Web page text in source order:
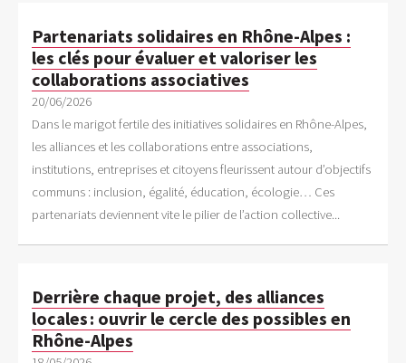
Partenariats solidaires en Rhône-Alpes :
les clés pour évaluer et valoriser les
collaborations associatives
20/06/2026
Dans le marigot fertile des initiatives solidaires en Rhône-Alpes,
les alliances et les collaborations entre associations,
institutions, entreprises et citoyens fleurissent autour d’objectifs
communs : inclusion, égalité, éducation, écologie… Ces
partenariats deviennent vite le pilier de l’action collective...
Derrière chaque projet, des alliances
locales : ouvrir le cercle des possibles en
Rhône-Alpes